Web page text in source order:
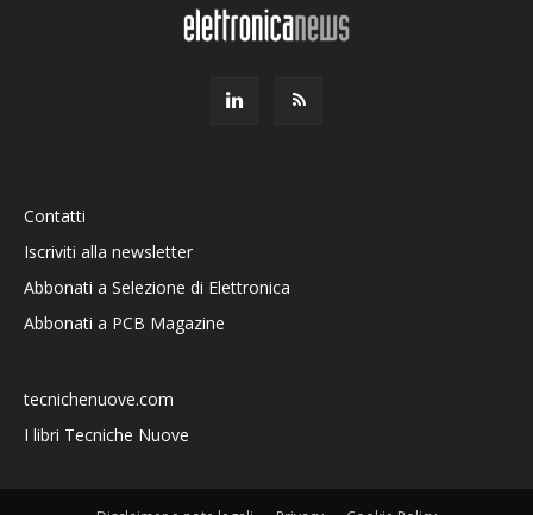
Contatti
Iscriviti alla newsletter
Abbonati a Selezione di Elettronica
Abbonati a PCB Magazine
tecnichenuove.com
I libri Tecniche Nuove